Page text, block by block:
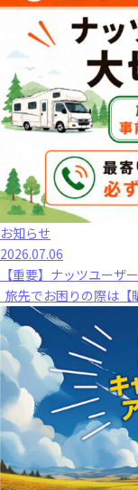
お知らせ
2026.07.06
【重要】ナッツユーザ
旅先でお困りの際は【